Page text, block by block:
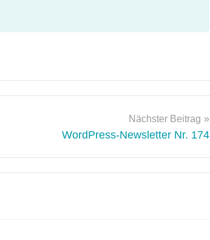
Nächster Beitrag
WordPress-Newsletter Nr. 174